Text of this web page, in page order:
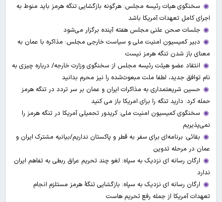
سخنگوی هیات رئیسه مجلس: هرگونه بازگشایی تنگه هرمز باید منوط به
اجرای کامل تعهدات آمریکا باشد
جلسات صحن علنی مجلس هفته آینده برگزار می‌شود
دبیر کمیسیون امنیت ملی و سیاست خارجی مجلس: مذاکره با عمان به
معنای باز شدن تنگه هرمز نیست
انتقاد عضو هیئت رئیسه مجلس از سخنگوی وزارت خارجه/ درباره چیزی به
نام توافق جدید، لطفا ملت مبعوث‌شده را نیز محرم بدانید
حسین شریعتمداری به مذاکرات ایران و عمان بر سر تردد در تنگه هرمز
حمله کرد: دارید تنگه را برای امریکا باز می کنید
سخنگوی کمیسیون امنیت ملی: کریدور تحمیلی آمریکا در تنگه هرمز را
نمی‌پذیریم
بقائی: برنامه‌ای برای سفر به قطر و پاکستان نداریم/بیانیه مشترک ایران و
عمان در مرحله تدوین
ارگان رسانه ای نزدیک به سپاه: لغو چند تحریم عراق ربطی به تفاهم ایران
ندارد
ارگان رسانه ای نزدیک به سپاه: بازگشایی تنگۀ هرمز مستلزم انجام
تعهدات آمریکا از جمله رفع تحریم هاست